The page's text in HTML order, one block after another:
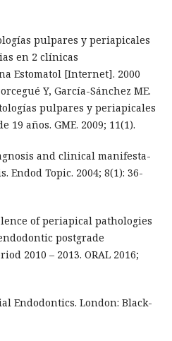
pulpares y periapicales
en 2 clínicas
Estomatol [Internet]. 2000
Y, García-Sánchez ME.
pulpares y periapicales
19 años. GME. 2009; 11(1).
and clinical manifesta-
Topic. 2004; 8(1): 36-
of periapical pathologies
postgrade
2010 – 2013. ORAL 2016;
Endodontics. London: Black-